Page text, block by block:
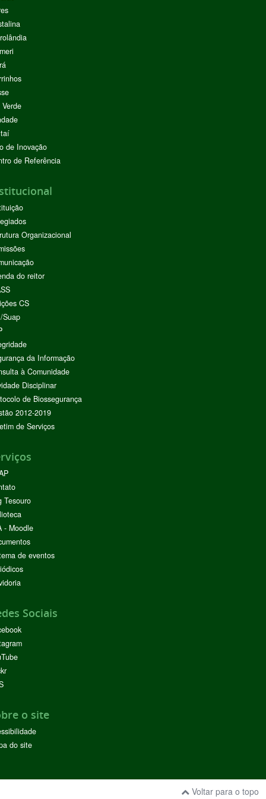
de Inovação
de Referência
Organizacional
do reitor
CS
Suap
da Informação
à Comunidade
Disciplinar
de Biossegurança
2012-2019
de Serviços
Tesouro
- Moodle
de eventos
Sociais
o site
do site
Voltar para o topo